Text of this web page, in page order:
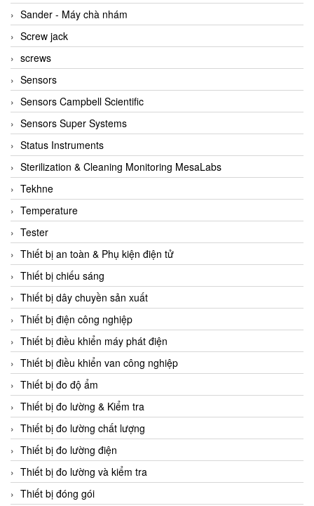
BURLING INSTRUMENTS
Burster
BUSCHJOST
Calectro
Campbell Scientific
Canneed Vietnam
Cantoni
CAPS
CAREL Parts
CCS
CD Automation
CEAG Sicherheitst
CEIA Vietnam
Celduc Vietnam
Cemb
Centec GmbH
CEQUBE
CHAUVIN ARNOUX
Checkline
Chino
Chiyoda Seiki
Chiyoda-Tsusho
Chongqing Huaneng
Sander - Máy chà nhám
Screw jack
screws
Sensors
Sensors Campbell Scientific
Sensors Super Systems
Status Instruments
Sterilization & Cleaning Monitoring MesaLabs
Tekhne
Temperature
Tester
Thiết bị an toàn & Phụ kiện điện tử
Thiết bị chiếu sáng
Thiết bị dây chuyền sản xuất
Thiết bị điện công nghiệp
Thiết bị điều khiển máy phát điện
Thiết bị điều khiển van công nghiệp
Thiết bị đo độ ẩm
Thiết bị đo lường & Kiểm tra
Thiết bị đo lường chất lượng
Thiết bị đo lường điện
Thiết bị đo lường và kiểm tra
Thiết bị đóng gói